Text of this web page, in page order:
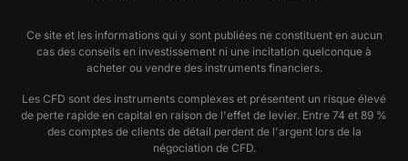
Ce site et les informations qui y sont publiées ne constituent en aucun
cas des conseils en investissement ni une incitation quelconque à
acheter ou vendre des instruments financiers.
Les CFD sont des instruments complexes et présentent un risque élevé
de perte rapide en capital en raison de l'effet de levier. Entre 74 et 89 %
des comptes de clients de détail perdent de l'argent lors de la
négociation de CFD.